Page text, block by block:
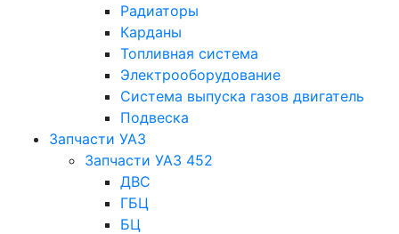
Радиаторы
Карданы
Топливная система
Электрооборудование
Система выпуска газов двигатель
Подвеска
Запчасти УАЗ
Запчасти УАЗ 452
ДВС
ГБЦ
БЦ